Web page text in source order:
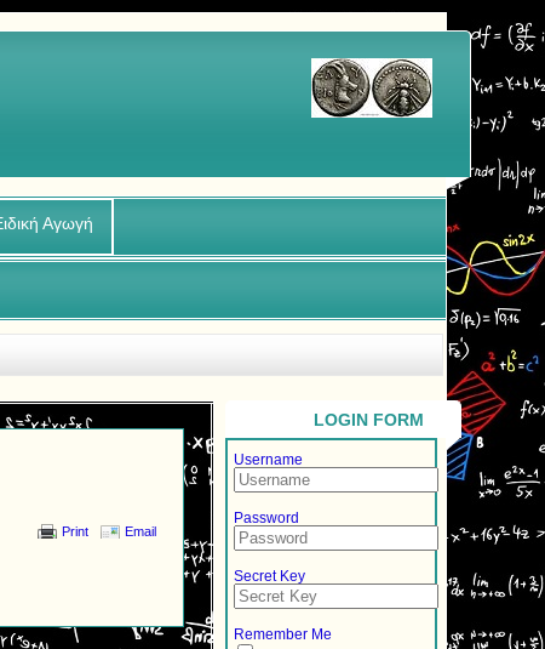
Αγωγή
Print Email
LOGIN FORM
Username
Password
Secret Key
Remember Me